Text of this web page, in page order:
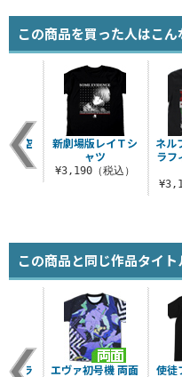
この商品を買った人はこ
ネル
ラフ
悟空
込）
新劇場版レイＴシ
ャツ
¥3,190（税込）
この商品と同じ作品タイト
使徒
・ラ
エヴァ初号機 両面